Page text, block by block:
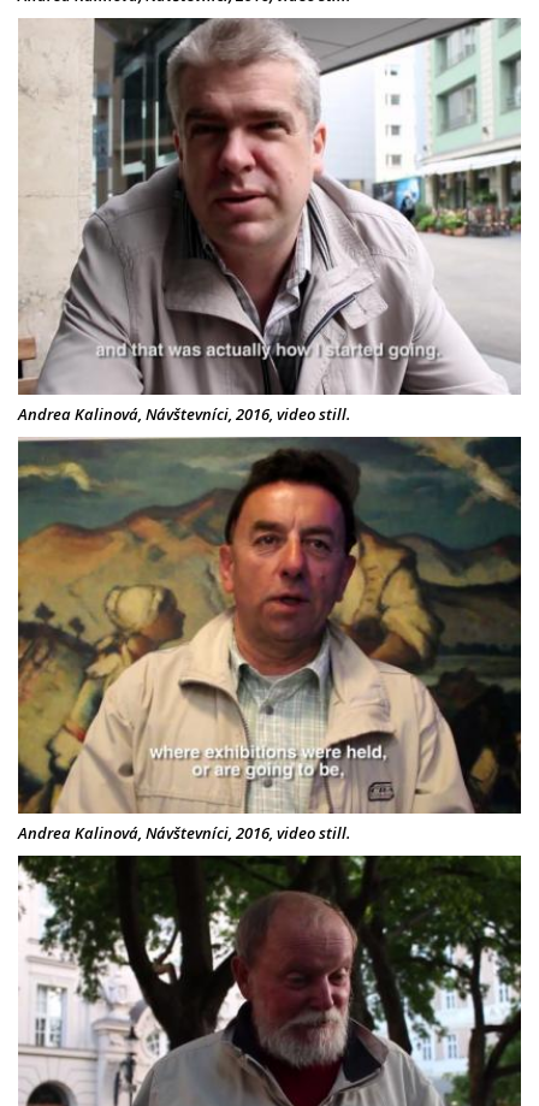
Andrea Kalinová, Návštevníci, 2016, video still.
Andrea Kalinová, Návštevníci, 2016, video still.